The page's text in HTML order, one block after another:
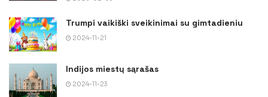
Trumpi vaikiški sveikinimai su gimtadieniu
2024-11-21
Indijos miestų sąrašas
2024-11-23